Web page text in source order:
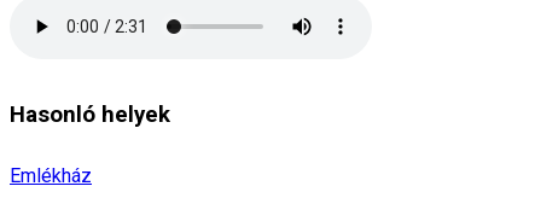
Hasonló helyek
Emlékház